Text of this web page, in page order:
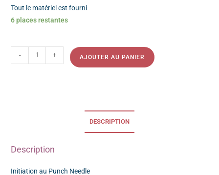
Tout le matériel est fourni
6 places restantes
- + AJOUTER AU PANIER
DESCRIPTION
Description
Initiation au Punch Needle